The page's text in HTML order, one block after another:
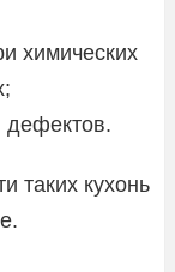
химических
дефектов.
таких кухонь